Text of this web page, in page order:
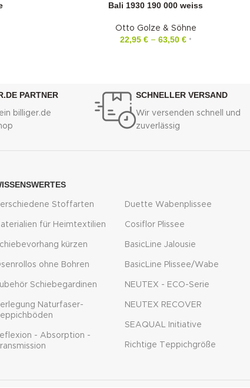
Bali 1930 190 000 weiss
Otto Golze & Söhne
22,95 €– 63,50 € *
PARTNER
billiger.de
SCHNELLER VERSAND
Wir versenden schnell und
zuverlässig
Stoffarten
für Heimtextilien
kürzen
ohne Bohren
Schiebegardinen
Naturfaser-
- Absorption -
Duette Wabenplissee
Cosiflor Plissee
BasicLine Jalousie
BasicLine Plissee/Wabe
NEUTEX - ECO-Serie
NEUTEX RECOVER
SEAQUAL Initiative
Richtige Teppichgröße